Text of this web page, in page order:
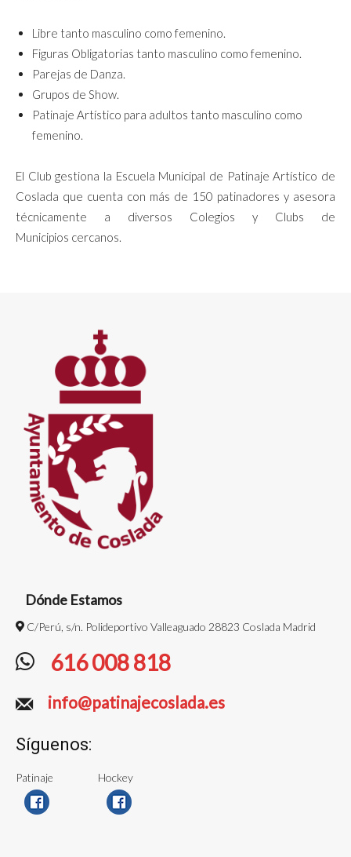
Libre tanto masculino como femenino.
Figuras Obligatorias tanto masculino como femenino.
Parejas de Danza.
Grupos de Show.
Patinaje Artístico para adultos tanto masculino como
femenino.
El Club gestiona la Escuela Municipal de Patinaje Artístico de
Coslada que cuenta con más de 150 patinadores y asesora
técnicamente a diversos Colegios y Clubs de
Municipios cercanos.
Dónde Estamos
C/Perú, s/n. Polideportivo Valleaguado 28823 Coslada Madrid
616 008 818
info@patinajecoslada.es
Síguenos:
Patinaje Hockey